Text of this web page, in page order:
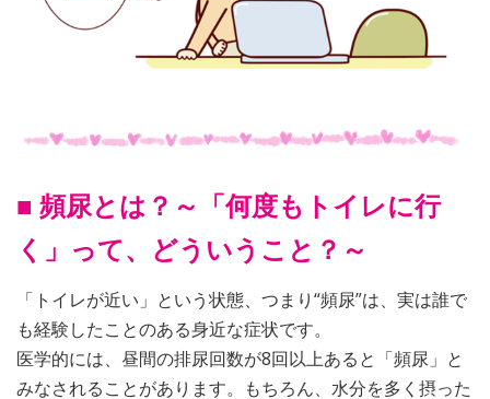
■ 頻尿とは？～「何度もトイレに行
く」って、どういうこと？～
「トイレが近い」という状態、つまり“頻尿”は、実は誰で
も経験したことのある身近な症状です。
医学的には、昼間の排尿回数が8回以上あると「頻尿」と
みなされることがあります。もちろん、水分を多く摂った